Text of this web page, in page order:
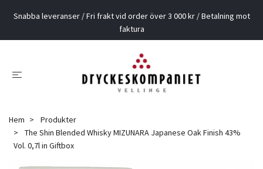
Snabba leveranser / Fri frakt vid order över 3 000 kr / Betalning mot
faktura
Hem
Produkter
The Shin Blended Whisky MIZUNARA Japanese Oak Finish 43%
Vol. 0,7l in Giftbox